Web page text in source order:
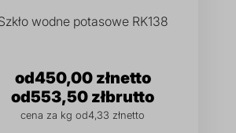
wodne potasowe RK138
553,50 zł
450,00 zł
cena za kg od4,33 zł